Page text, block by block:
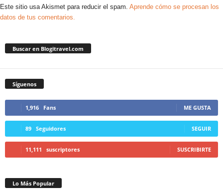
Este sitio usa Akismet para reducir el spam. Aprende cómo se procesan los
datos de tus comentarios.
Buscar en Blogitravel.com
Síguenos
1,916 Fans ME GUSTA
89 Seguidores SEGUIR
11,111 suscriptores SUSCRIBIRTE
Lo Más Popular